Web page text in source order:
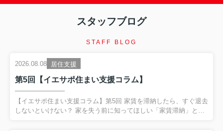
スタッフブログ
STAFF BLOG
2026.08.08 居住支援
第5回【イエサポ住まい支援コラム】
【イエサポ住まい支援コラム】第5回 家賃を滞納したら、すぐ退去
しないといけない？ 家を失う前に知ってほしい「家賃滞納」とい